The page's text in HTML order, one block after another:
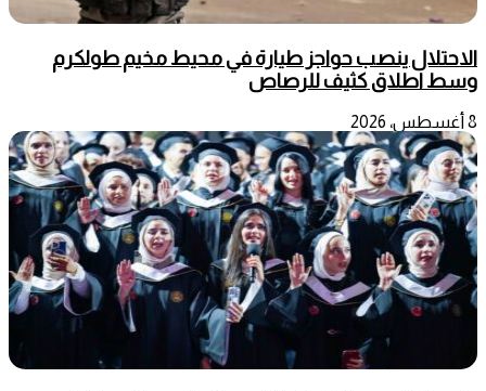
الاحتلال ينصب حواجز طيارة في محيط مخيم طولكرم
وسط اطلاق كثيف للرصاص
8 أغسطس، 2026